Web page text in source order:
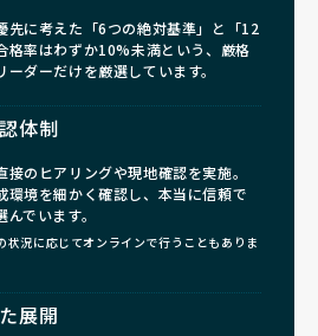
先に考えた「6つの絶対基準」と「12
格率はわずか10%未満という、厳格
ダーだけを厳選しています。
体制
のヒアリングや現地確認を実施。
環境を細かく確認し、本当に信頼で
でいます。
況に応じてオンラインで行うこともありま
展開